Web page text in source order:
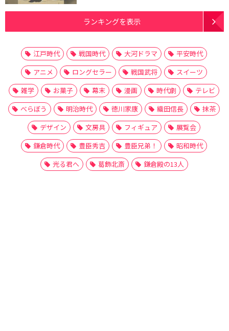
ランキングを表示
江戸時代 戦国時代 大河ドラマ
平安時代
アニメ
ロングセラー 戦国武将
スイーツ
雑学
お菓子 幕末 漫画 時代劇
テレビ
べらぼう
明治時代 徳川家康 織田信長
抹茶
デザイン
文房具 フィギュア
展覧会
鎌倉時代
豊臣秀吉 豊臣兄弟！
昭和時代
光る君へ
葛飾北斎 鎌倉殿の13人